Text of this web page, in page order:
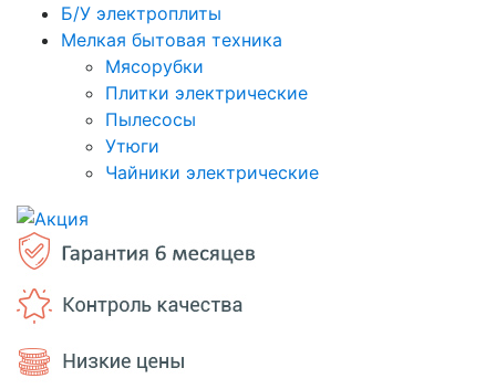
Б/У электроплиты
Мелкая бытовая техника
Мясорубки
Плитки электрические
Пылесосы
Утюги
Чайники электрические